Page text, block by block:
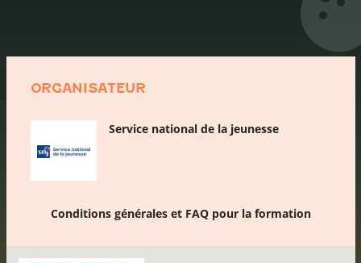
ORGANISATEUR
Service national de la jeunesse
Conditions générales et FAQ pour la formation
Passer